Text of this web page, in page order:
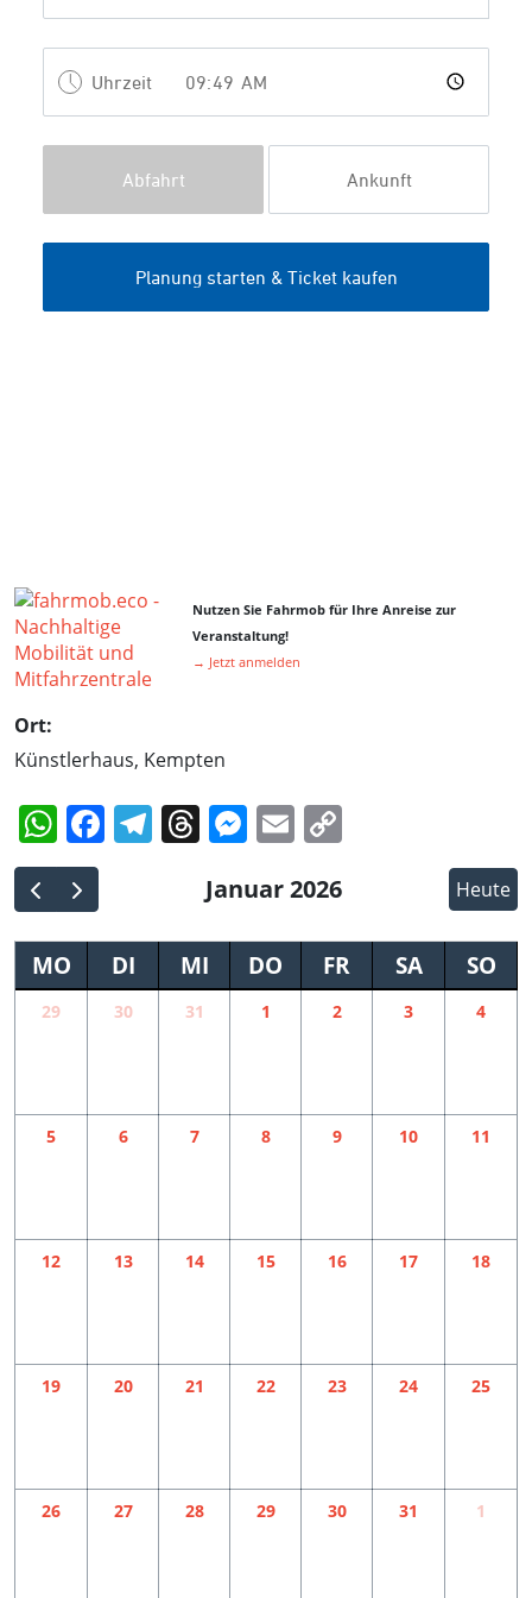
Nutzen Sie Fahrmob für Ihre Anreise zur
Veranstaltung!
→ Jetzt anmelden
Ort:
Künstlerhaus, Kempten
WhatsApp
Facebook
Telegram
Threads
Messenger
Email
Januar 2026 Heute
MO DI MI DO FR SA SO
29 30 31 1 2 3 4
5 6 7 8 9 10 11
12 13 14 15 16 17 18
19 20 21 22 23 24 25
26 27 28 29 30 31 1